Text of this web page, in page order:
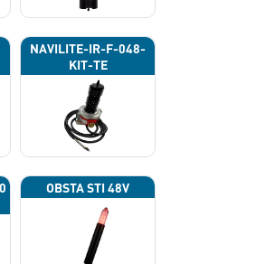
NAVILITE-IR-F-048-
KIT-TE
OBSTA STI 48V